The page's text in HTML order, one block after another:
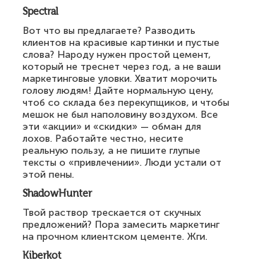
Spectral
Вот что вы предлагаете? Разводить
клиентов на красивые картинки и пустые
слова? Народу нужен простой цемент,
который не треснет через год, а не ваши
маркетинговые уловки. Хватит морочить
голову людям! Дайте нормальную цену,
чтоб со склада без перекупщиков, и чтобы
мешок не был наполовину воздухом. Все
эти «акции» и «скидки» — обман для
лохов. Работайте честно, несите
реальную пользу, а не пишите глупые
тексты о «привлечении». Люди устали от
этой пены.
ShadowHunter
Твой раствор трескается от скучных
предложений? Пора замесить маркетинг
на прочном клиентском цементе. Жги.
Kiberkot